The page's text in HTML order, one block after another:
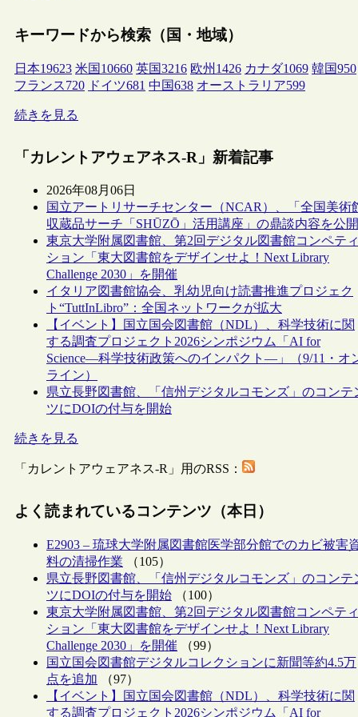
キーワードから検索（国・地域）
日本19623 米国 10660 英国3216 欧州 1426 カナダ1069 韓国950
フランス720 ドイツ681 中国638 オーストラリア599
続きを見る
「カレントアウェアネス-R」新着記事
2026年08月06日
国立アートリサーチセンター（NCAR）、「全国美術
収蔵品サーチ「SHŪZŌ」活用講座」の鼎談内容を公開
東京大学附属図書館、第2回デジタル図書館コンペティ
ション「東大図書館をデザインせよ！Next Library
Challenge 2030」を開催
イタリア図書館協会、乳幼児向け読書推進プロジェク
ト“TuttInLibro”：全国ネットワークが拡大
【イベント】国立国会図書館（NDL）、科学技術に関
する調査プロジェクト2026シンポジウム「AI for
Science―科学技術政策へのインパクト―」（9/11・オ
ライン）
県立長野図書館、「信州デジタルコモンズ」のコンテ
ツにDOIの付与を開始
続きを見る
「カレントアウェアネス-R」用のRSS：
よく読まれているコンテンツ（本日）
E2903 – 琉球大学附属図書館医学部分館でのカビ被害
料の清掃作業 （105）
県立長野図書館、「信州デジタルコモンズ」のコンテ
ツにDOIの付与を開始 （100）
東京大学附属図書館、第2回デジタル図書館コンペティ
ション「東大図書館をデザインせよ！Next Library
Challenge 2030」を開催 （99）
国立国会図書館デジタルコレクションに新聞等約4.5万
点を追加 （97）
【イベント】国立国会図書館（NDL）、科学技術に関
する調査プロジェクト2026シンポジウム「AI for